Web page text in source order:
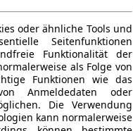
oder ähnliche Tools und
Seitenfunktionen
Funktionalität der
als Folge von
Funktionen wie das
Anmeldedaten oder
Die Verwendung
kann normalerweise